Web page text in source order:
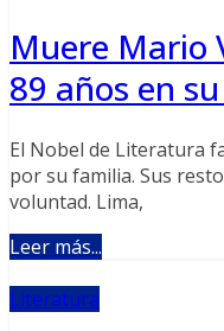
Muere Mario
89 años en
El Nobel de Literatura
por su familia. Sus
voluntad. Lima,
Leer más...
Literatura